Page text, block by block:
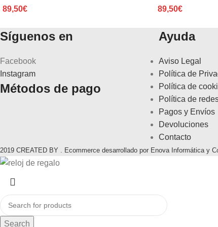
89,50€ 89,50€
Síguenos en
Facebook
Instagram
Métodos de pago
Ayuda
Aviso Legal
Política de
Política de
Política de
Pagos y Envíos
Devoluciones
Contacto
2019 CREATED BY . Ecommerce desarrollado por Enova Informática y
Search